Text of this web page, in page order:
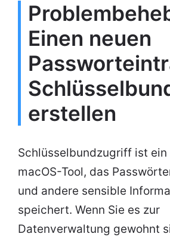
Einen neuen
erstellen
Schlüsselbundzugriff ist
macOS-Tool, das
und andere sensible
speichert. Wenn Sie es zur
Datenverwaltung gewohnt